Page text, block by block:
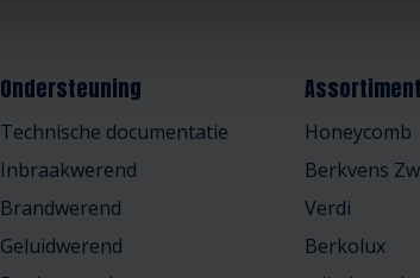
Ondersteuning
Technische documentatie
Inbraakwerend
Brandwerend
Geluidwerend
Assortiment
Honeycomb
Berkvens
Verdi
Berkolux